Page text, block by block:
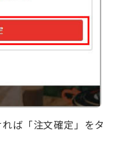
ば「注文確定」をタ